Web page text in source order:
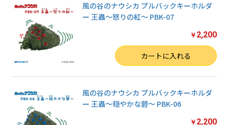
風の谷のナウシカ プルバックキーホルダ
ー 王蟲～怒りの紅～ PBK-07
￥ 2,200
カートに入れる
風の谷のナウシカ プルバックキーホルダ
ー 王蟲～穏やかな碧～ PBK-06
￥ 2,200